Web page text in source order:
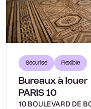
Sécurisé Flexible
Bureaux à louer
PARIS 10
10 BOULEVARD DE